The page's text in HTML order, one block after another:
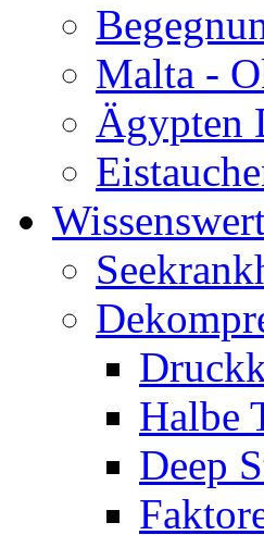
Malta -
Ägypten
Halbe
Deep